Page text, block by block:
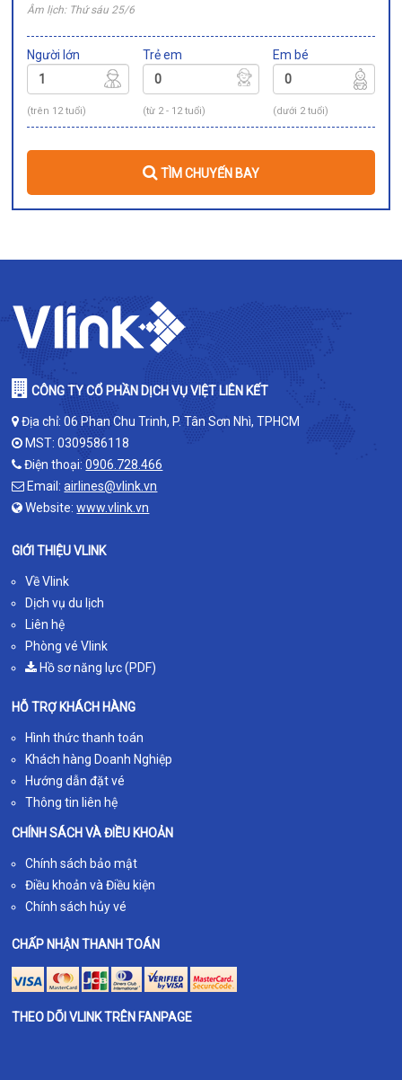
Âm lịch: Thứ sáu 25/6
Người lớn
(trên 12 tuổi)
Trẻ em
(từ 2 - 12 tuổi)
Em bé
(dưới 2 tuổi)
TÌM CHUYẾN BAY
CÔNG TY CỔ PHẦN DỊCH VỤ VIỆT LIÊN KẾT
Địa chỉ: 06 Phan Chu Trinh, P. Tân Sơn Nhì, TPHCM
MST: 0309586118
Điện thoại:0906.728.466
Email:airlines@vlink.vn
Website:www.vlink.vn
GIỚI THIỆU VLINK
Về Vlink
Dịch vụ du lịch
Liên hệ
Phòng vé Vlink
Hồ sơ năng lực (PDF)
HỖ TRỢ KHÁCH HÀNG
Hình thức thanh toán
Khách hàng Doanh Nghiệp
Hướng dẫn đặt vé
Thông tin liên hệ
CHÍNH SÁCH VÀ ĐIỀU KHOẢN
Chính sách bảo mật
Điều khoản và Điều kiện
Chính sách hủy vé
CHẤP NHẬN THANH TOÁN
THEO DÕI VLINK TRÊN FANPAGE